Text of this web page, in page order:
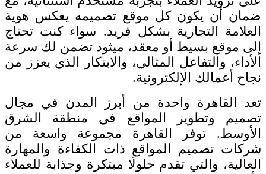
ضمان أن يكون كل موقع تصميمه يعكس هوية
العلامة التجارية بشكل فريد. سواء كنت تحتاج
إلى موقع بسيط أو معقد، ميثود تضمن لك سرعة
الأداء، والتفاعل المثالي، والابتكار الذي يعزز من
نجاح أعمالك الإلكترونية.
تعد القاهرة واحدة من أبرز المدن في مجال
تصميم وتطوير المواقع في منطقة الشرق
الأوسط. توفر القاهرة مجموعة واسعة من
شركات تصميم المواقع ذات الكفاءة والمهارة
العالية، والتي تقدم حلولًا مبتكرة وجذابة للعملاء